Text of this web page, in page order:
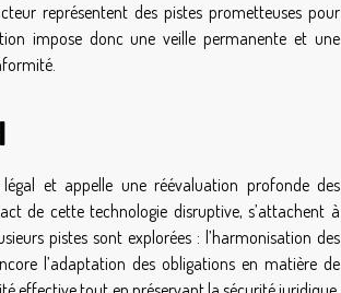
représentent des pistes prometteuses pour
impose donc une veille permanente et une
et appelle une réévaluation profonde des
de cette technologie disruptive, s’attachent à
pistes sont explorées : l’harmonisation des
l’adaptation des obligations en matière de